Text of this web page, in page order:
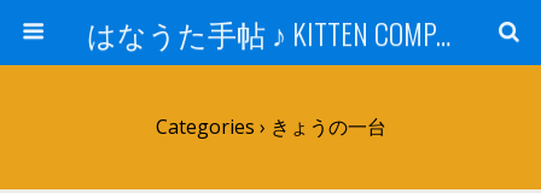
はなうた手帖 ♪ KITTEN COMPANY
Categories › きょうの一台